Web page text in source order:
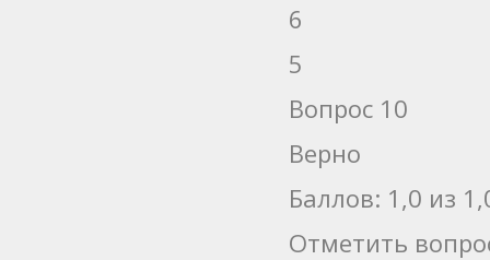
6
5
Вопрос 10
Верно
Баллов: 1,0 из
Отметить